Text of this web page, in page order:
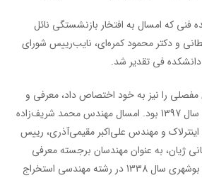
فنی که امسال به افتخار بازنشستگی نائل
و دکتر محمود کمره‌ای، نایب‌رییس شورای
فی تقدیر شد.
مفصلی را نیز به خود اختصاص داد، معرفی و
تقدیر از مهندسان برجسته سال 1397 بود. امسال مهندس محمد شریف‌زاده
و مهندس علی‌اکبر مقیمی‌آذری، رییس
ژیان، به عنوان مهندسان برجسته معرفی
شدند. مهندس شریف‌زاده بوشهری سال 1338 در رشته مهندسی استخراج